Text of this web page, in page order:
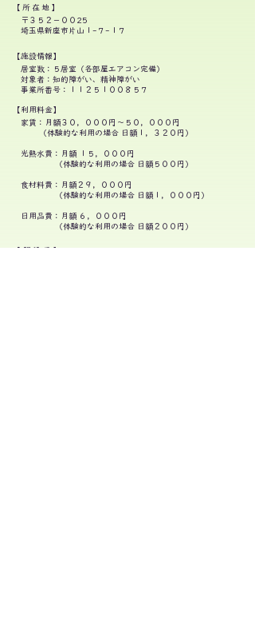
【所在地】
〒３５２−００25
埼玉県新座市片山１-７-１７
【施設情報】
居室数：５居室（各部屋エアコン完備）
​対象者：知的障がい、精神障がい
事業所番号：１１２５１００８５７
【利用料金】
家賃：月額３０，０００円〜５０，０００円
（体験的な利用の場合 日額１，３２０円）
光熱水費：月額 １５，０００円
（体験的な利用の場合 日額５００円）
食材料費：月額２９，０００円
（体験的な利用の場合 日額 １，０ ００円）
日用品費 ： 月額 ６，０００円
（体験的な利用の場合 日額２００円）
【開設日】